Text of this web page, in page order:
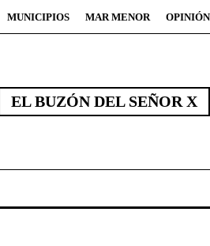
MUNICIPIOS MAR MENOR OPINIÓN
EL BUZÓN DEL SEÑOR X